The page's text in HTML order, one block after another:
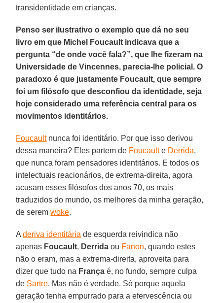
transidentidade em crianças.
Penso ser ilustrativo o exemplo que dá no seu
livro em que Michel Foucault indicava que a
pergunta “de onde você fala?”, que lhe fizeram na
Universidade de Vincennes, parecia-lhe policial. O
paradoxo é que justamente Foucault, que sempre
foi um filósofo que desconfiou da identidade, seja
hoje considerado uma referência central para os
movimentos identitários.
Foucaultnunca foi identitário. Por que isso derivou
dessa maneira? Eles partem de Foucaulte Derrida,
que nunca foram pensadores identitários. E todos os
intelectuais reacionários, de extrema-direita, agora
acusam esses filósofos dos anos 70, os mais
traduzidos do mundo, os melhores da minha geração,
de seremwoke.
Aderiva identitária de esquerda reivindica não
apenas Foucault, Derrida ou Fanon, quando estes
não o eram, mas a extrema-direita, aproveita para
dizer que tudo na França é, no fundo, sempre culpa
de Sartre. Mas não é verdade. Só porque aquela
geração tenha empurrado para a efervescência ou